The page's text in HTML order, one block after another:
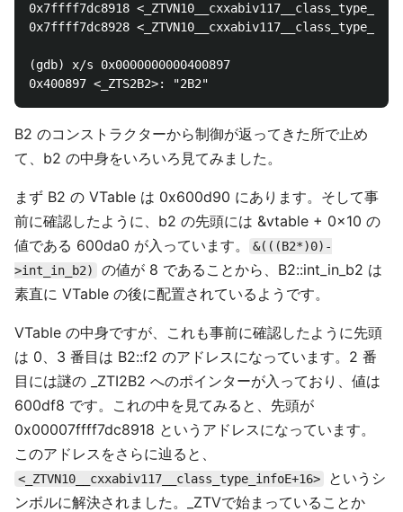
0x7ffff7dc8918
0x7ffff7dc8928
(gdb) x/s 0x0000000000400897
B2 のコンストラクターから制御が返ってきた所で止め
て、b2 の中身をいろいろ見てみました。
まず B2 の VTable は 0x600d90 にあります。そして事
前に確認したように、b2 の先頭には &vtable + 0x10 の
値である 600da0 が入っています。
&(((B2*)0)-
>int_in_b2)
の値が 8 であることから、B2::int_in_b2 は
素直に VTable の後に配置されているようです。
VTable の中身ですが、これも事前に確認したように先頭
は 0、3 番目は B2::f2 のアドレスになっています。2 番
目には謎の _ZTI2B2 へのポインターが入っており、値は
600df8 です。これの中を見てみると、先頭が
0x00007ffff7dc8918 というアドレスになっています。
このアドレスをさらに辿ると、
<_ZTVN10__cxxabiv117__class_type_infoE+16>
というシ
ンボルに解決されました。_ZTVで始まっていることか